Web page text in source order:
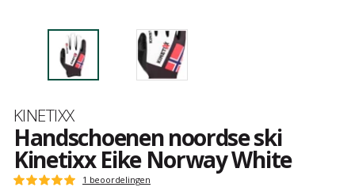
Merk
KINETIXX
Handschoenen noordse ski
Kinetixx Eike Norway White
Het
1 beoordelingen